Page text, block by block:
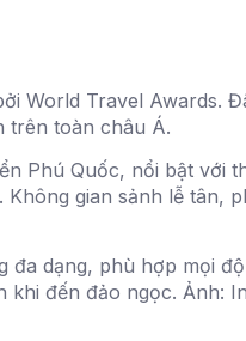
World Travel Awards.
trên toàn châu Á.
Phú Quốc, nổi bật với
Không gian sảnh lễ tân,